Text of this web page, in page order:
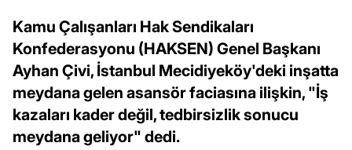
Kamu Çalışanları Hak Sendikaları
Konfederasyonu (HAKSEN) Genel Başkanı
Ayhan Çivi, İstanbul Mecidiyeköy'deki inşatta
meydana gelen asansör faciasına ilişkin, "İş
kazaları kader değil, tedbirsizlik sonucu
meydana geliyor" dedi.